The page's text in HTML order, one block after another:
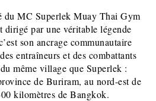
MC Superlek Muay Thai Gym
dirigé par une véritable légende
son ancrage communautaire
entraîneurs et des combattants
même village que Superlek :
de Buriram, au nord-est de
kilomètres de Bangkok.